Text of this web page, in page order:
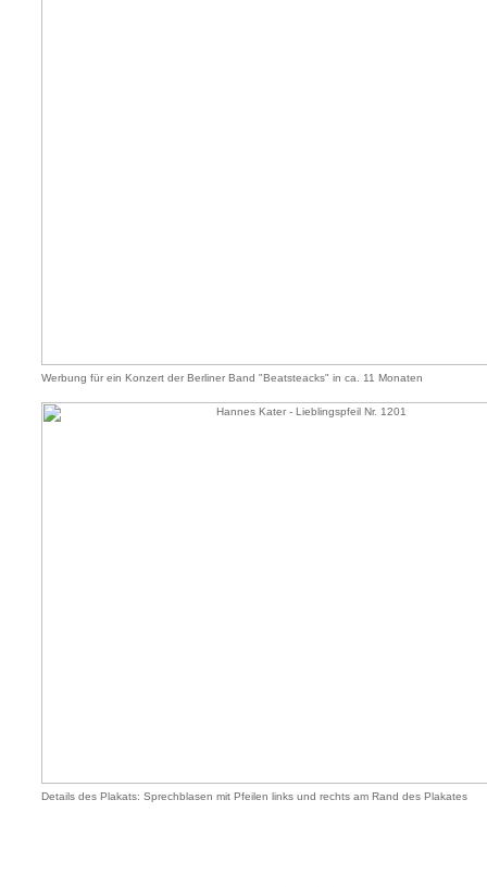
Werbung für ein Konzert der Berliner Band "Beatsteacks" in ca. 11 Monaten
Details des Plakats: Sprechblasen mit Pfeilen links und rechts am Rand des Plakates